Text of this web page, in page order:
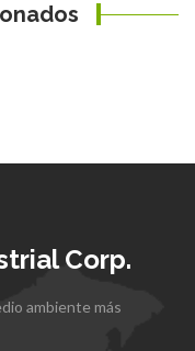
Corp.
ambiente más